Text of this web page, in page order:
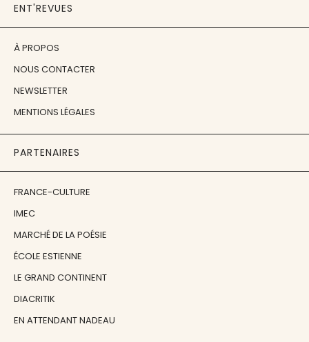
ENT'REVUES
À PROPOS
NOUS CONTACTER
NEWSLETTER
MENTIONS LÉGALES
PARTENAIRES
FRANCE-CULTURE
IMEC
MARCHÉ DE LA POÉSIE
ÉCOLE ESTIENNE
LE GRAND CONTINENT
DIACRITIK
EN ATTENDANT NADEAU